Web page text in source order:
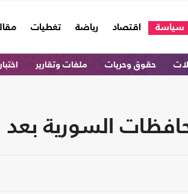
سياسة اقتصاد رياضة تغطيات
حقوق وحريات ملفات وتقارير اختبار
السورية